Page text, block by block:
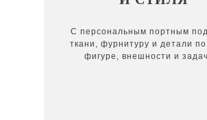
С персональным портным
ткани, фурнитуру и детали
фигуре, внешности и